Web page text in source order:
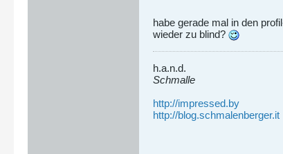
habe gerade mal in den
wieder zu blind?
h.a.n.d.
Schmalle
http://impressed.by
http://blog.schmalenberger.it